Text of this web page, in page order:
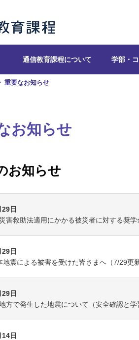
通信教育課程について 学部・
重要なお知らせ
お知らせ
お知らせ
日
災害救助法適用にかかる被災者に対する奨
日
地震による被害を受けた皆さまへ（7/29更新
日
方で発生した地震について（安全確認と学
日